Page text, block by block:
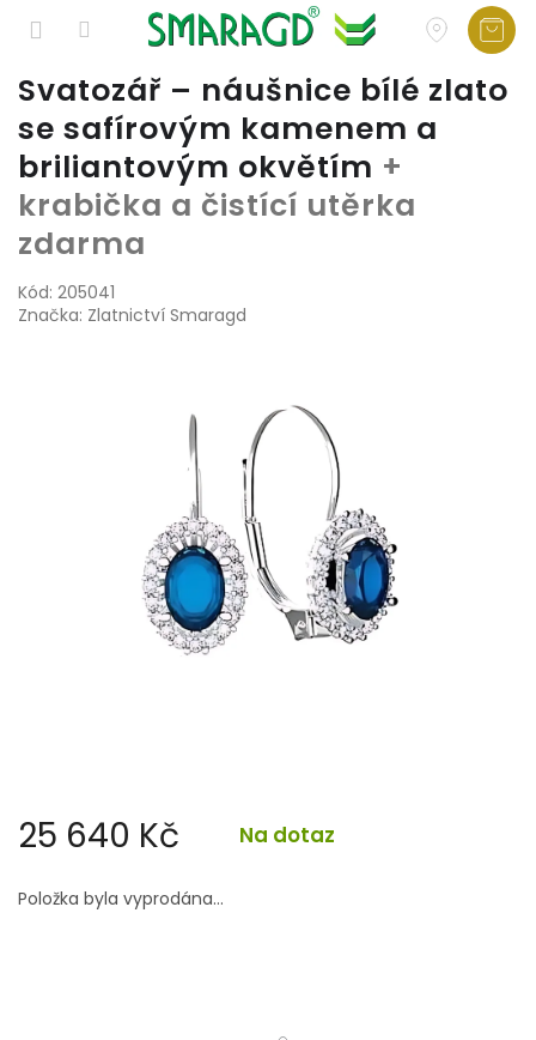
Přejít
na
obsah
Svatozář – náušnice bílé zlato
se safírovým kamenem a
briliantovým okvětím +
krabička a čistící utěrka
zdarma
Kód: 205041
Značka: Zlatnictví Smaragd
25 640 Kč Na dotaz
cena:
Položka byla vyprodána…